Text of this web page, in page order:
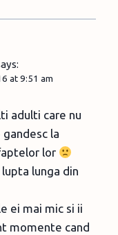
at 9:51 am
adulti care nu
gandesc la
lor
lunga din
ei mai mic si ii
momente cand